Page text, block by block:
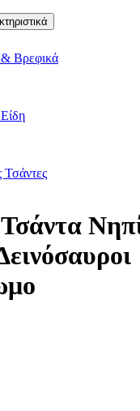
Βρεφικά
Τσάντες